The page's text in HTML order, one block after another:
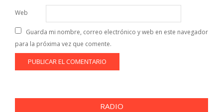
Web
Guarda mi nombre, correo electrónico y web en este navegador
para la próxima vez que comente.
RADIO